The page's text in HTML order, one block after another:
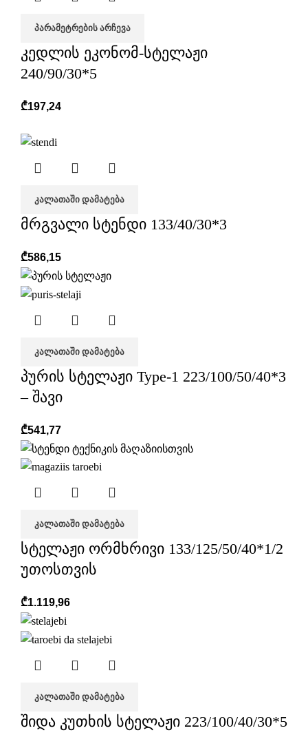
ᲞᲐᲠᲐᲛᲔᲢᲠᲔᲑᲘᲡ ᲐᲠᲩᲔᲕᲐ
კედლის ეკონომ-სტელაჟი
240/90/30*5
₾197,24
ᲙᲐᲚᲐᲗᲐᲨᲘ ᲓᲐᲛᲐᲢᲔᲑᲐ
მრგვალი სტენდი 133/40/30*3
₾586,15
ᲙᲐᲚᲐᲗᲐᲨᲘ ᲓᲐᲛᲐᲢᲔᲑᲐ
პურის სტელაჟი Type-1 223/100/50/40*3
– შავი
₾541,77
ᲙᲐᲚᲐᲗᲐᲨᲘ ᲓᲐᲛᲐᲢᲔᲑᲐ
სტელაჟი ორმხრივი 133/125/50/40*1/2
უთოსთვის
₾1.119,96
ᲙᲐᲚᲐᲗᲐᲨᲘ ᲓᲐᲛᲐᲢᲔᲑᲐ
შიდა კუთხის სტელაჟი 223/100/40/30*5